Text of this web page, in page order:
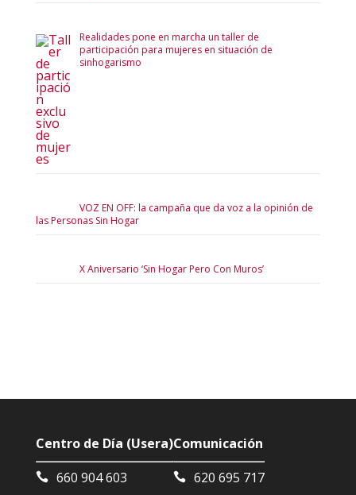
Realidades pone en marcha un taller de
participación para mujeres en situación de
sinhogarismo
VOZ EN OFF: la campaña que da voz a la opinión de
las Personas Sin Hogar
X Aniversario ‘Sin Hogar Pero Con Muros’
Centro de Día (Usera)
660 904 603
Comunicación
620 695 717